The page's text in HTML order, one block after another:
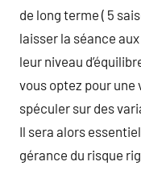
de long terme ( 5
laisser la séance
leur niveau
vous optez pour une
spéculer sur des
Il sera alors
gérance du risque